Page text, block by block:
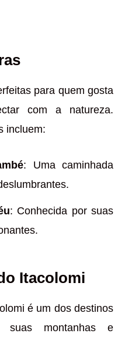
para quem gosta
com a natureza.
incluem:
: Uma caminhada
: Conhecida por suas
Itacolomi
é um dos destinos
suas montanhas e